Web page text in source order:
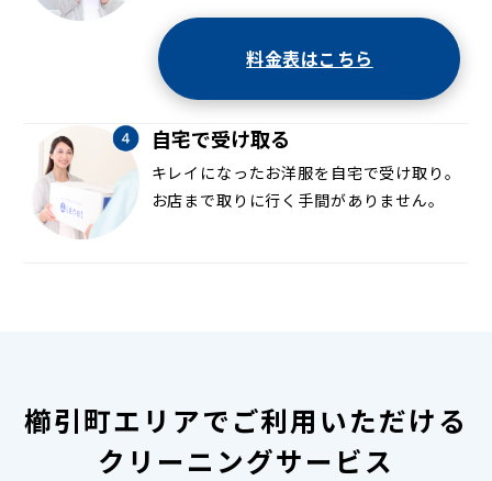
料金表はこちら
自宅で受け取る
キレイになったお洋服を自宅で受け取り。
お店まで取りに行く手間がありません。
櫛引町エリアでご利用いただける
クリーニングサービス